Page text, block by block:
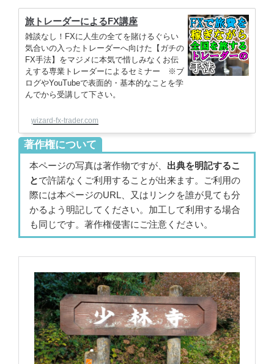
旅トレーダーによるFX講座
雑談なし！FXに人生の全てを賭けるぐらい
気合いの入ったトレーダーへ向けた【ガチの
FX手法】をマジメに本気で惜しみなくお伝
えする専業トレーダーによるセミナー ※ブ
ログやYouTubeで表面的・基本的なことを学
んでから受講して下さい。
wizard-fx-trader.com
著作権について
本ページの写真は著作物ですが、 出典を明記するこ
とで許諾なくご利用することが出来ます。ご利用の
際には本ページのURL、又はリンクを誰が見ても分
かるよう明記してください。加工して利用する場合
も同じです。著作権侵害にご注意ください。